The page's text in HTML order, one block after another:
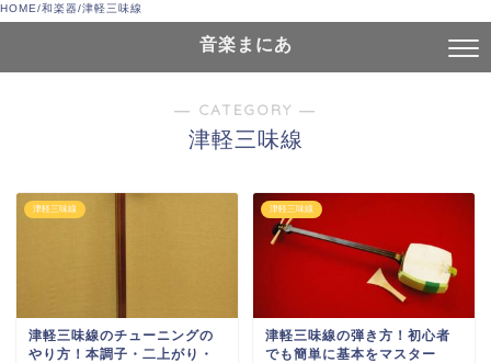
HOME/和楽器/津軽三味線
音楽まにあ
― CATEGORY ―
津軽三味線
津軽三味線
津軽三味線のチューニングの
やり方！本調子・二上がり・
津軽三味線
津軽三味線の弾き方！初心者
でも簡単に基本をマスター